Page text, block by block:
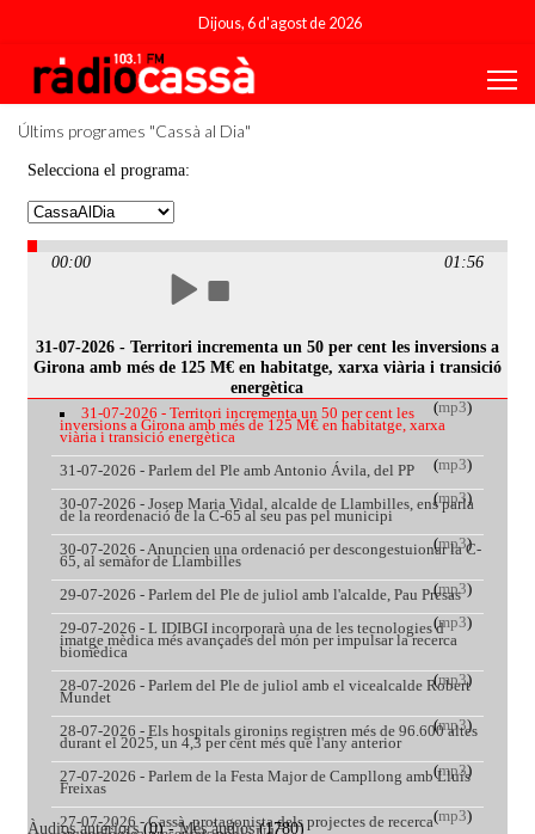
Dijous, 6 d'agost de 2026
Últims programes "Cassà al Dia"